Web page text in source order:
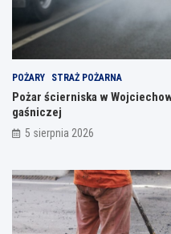
POŻARY STRAŻ POŻARNA
Pożar ścierniska w
gaśniczej
5 sierpnia 2026